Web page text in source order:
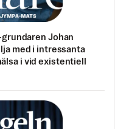
grundaren Johan
med i intressanta
i vid existentiell